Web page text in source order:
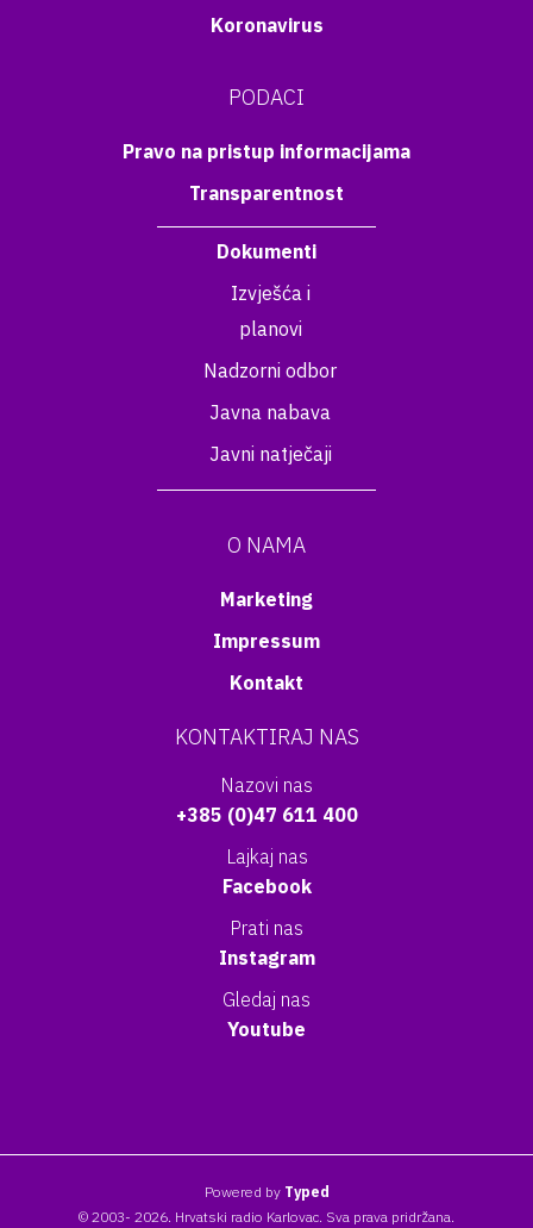
Koronavirus
PODACI
Pravo na pristup informacijama
Transparentnost
Dokumenti
Izvješća i
planovi
Nadzorni odbor
Javna nabava
Javni natječaji
O NAMA
Marketing
Impressum
Kontakt
KONTAKTIRAJ NAS
Nazovi nas
+385 (0)47 611 400
Lajkaj nas
Facebook
Prati nas
Instagram
Gledaj nas
Youtube
Powered by Typed
© 2003- 2026. Hrvatski radio Karlovac. Sva prava pridržana.